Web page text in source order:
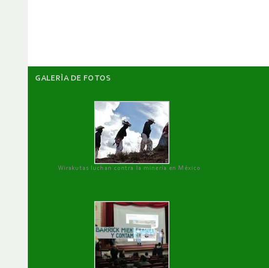
GALERÌA DE FOTOS
Wirakutas luchan contra la minería en México